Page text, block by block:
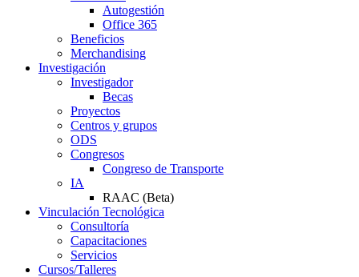
Autogestión
Office 365
Beneficios
Merchandising
Investigación
Investigador
Becas
Proyectos
Centros y grupos
ODS
Congresos
Congreso de Transporte
IA
RAAC (Beta)
Vinculación Tecnológica
Consultoría
Capacitaciones
Servicios
Cursos/Talleres